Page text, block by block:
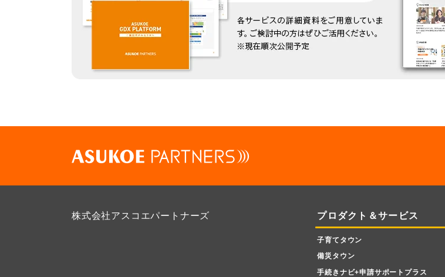
株式会社アスコエパートナーズ プロダクト＆サービス
子育てタウン
備災タウン
手続きナビ+申請サポートプラス